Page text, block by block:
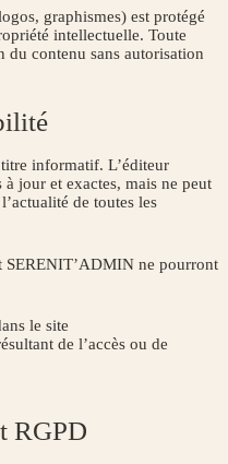
graphismes) est protégé
intellectuelle. Toute
contenu sans autorisation
informatif. L’éditeur
jour et exactes, mais ne peut
de toutes les
SERENIT’ADMIN ne pourront
le site
de l’accès ou de
RGPD